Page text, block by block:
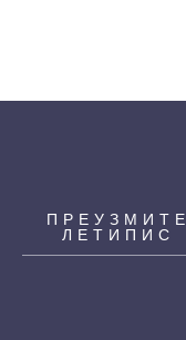
ПРЕУЗМИТЕ
ЛЕТИПИС